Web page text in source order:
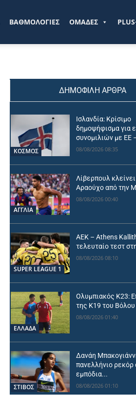
ΒΑΘΜΟΛΟΓΙΕΣ ΟΜΑΔΕΣ
ΔΗΜΟΦΙΛΗ ΑΡΘΡΑ
ΚΟΣΜΟΣ
Ισλανδία: Κρίσιμο
δημοψήφισμα για
συνομιλιών με ΕΕ
08/08/2026 08:35
ΑΓΓΛΙΑ
Λίβερπουλ
Αραούχο από την
08/08/2026 00:40
SUPER LEAGUE 1
ΑΕΚ – Athens
τελευταίο τεστ
08/08/2026 08:10
ΕΛΛΑΔΑ
Ολυμπιακός Κ23:
της Κ19 του Βόλου
08/08/2026 01:40
ΣΤΙΒΟΣ
Δανάη
πανελλήνιο ρεκόρ
εμπόδια...
08/08/2026 01:10